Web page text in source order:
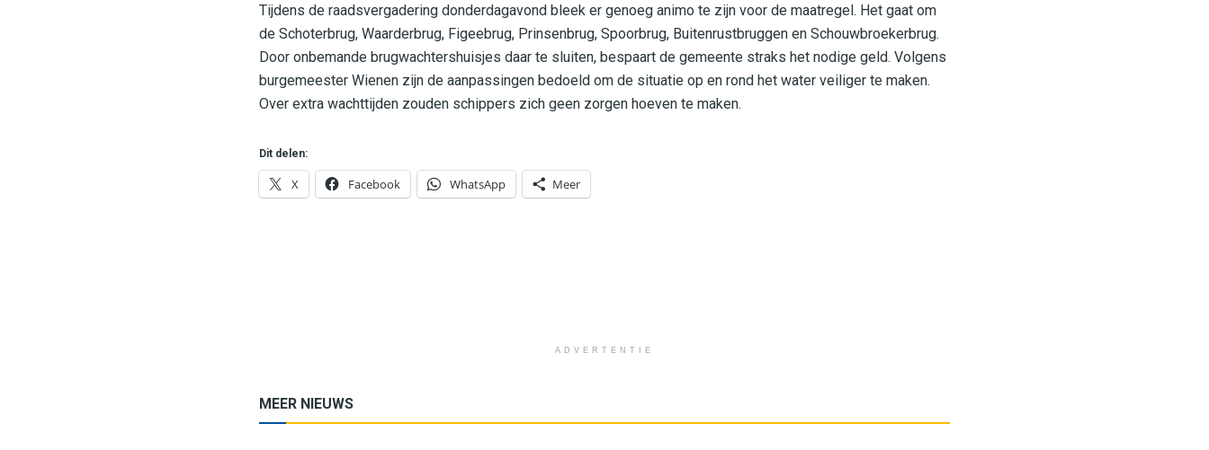
Tijdens de raadsvergadering donderdagavond bleek er genoeg animo te zijn voor de maatregel. Het gaat om
de Schoterbrug, Waarderbrug, Figeebrug, Prinsenbrug, Spoorbrug, Buitenrustbruggen en Schouwbroekerbrug.
Door onbemande brugwachtershuisjes daar te sluiten, bespaart de gemeente straks het nodige geld. Volgens
burgemeester Wienen zijn de aanpassingen bedoeld om de situatie op en rond het water veiliger te maken.
Over extra wachttijden zouden schippers zich geen zorgen hoeven te maken.
Dit delen:
X Facebook WhatsApp Meer
ADVERTENTIE
MEER NIEUWS